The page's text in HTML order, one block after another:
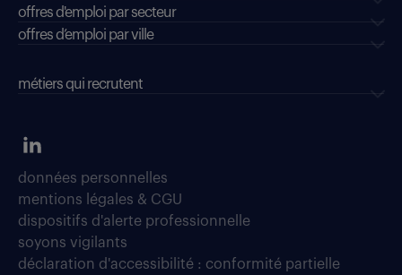
offres d'emploi par secteur
offres d’emploi par ville
métiers qui recrutent
données personnelles
mentions légales & CGU
dispositifs d'alerte professionnelle
soyons vigilants
déclaration d'accessibilité : conformité partielle